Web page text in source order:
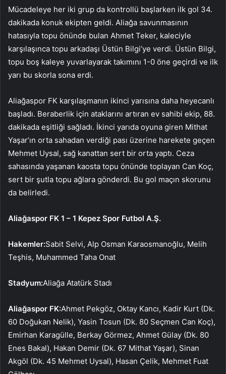
Mücadeleye her iki grup da kontrollü başlarken ilk gol 34.
dakikada konuk ekipten geldi. Aliağa savunmasının
hatasıyla topu önünde bulan Ahmet Teker, kaleciyle
karşılaşınca topu arkadaşı Üstün Bilgi’ye verdi. Üstün Bilgi,
topu boş kaleye yuvarlayarak takımını 1-0 öne geçirdi ve ilk
yarı bu skorla sona erdi.
Aliağaspor FK karşılaşmanın ikinci yarısına daha heyecanlı
başladı. Beraberlik için ataklarını artıran ev sahibi ekip, 88.
dakikada eşitliği sağladı. İkinci yarıda oyuna giren Mithat
Yaşar’ın orta sahadan verdiği pası üzerine harekete geçen
Mehmet Uysal, sağ kanattan sert bir orta yaptı. Ceza
sahasında yaşanan kaosta topu önünde toplayan Can Koç,
sert bir şutla topu ağlara gönderdi. Bu gol maçın skorunu
da belirledi.
Aliağaspor FK 1 – 1 Kepez Spor Futbol A.Ş.
Hakemler:Sabit Selvi, Alp Osman Karaosmanoğlu, Melih
Teşhis, Muhammed Taha Onat
Stadyum:Aliağa Atatürk Stadı
Aliağaspor FK:Ahmet Pekgöz, Oktay Kancı, Kadir Kurt (Dk.
60 Doğukan Nelik), Yasin Tosun (Dk. 80 Seçmen Can Koç),
Emirhan Karagülle, Berkay Görmez, Ahmet Gülay (Dk. 80
Enes Bakal), Hakan Demir (Dk. 67 Mithat Yaşar), Sinan
Akgöl (Dk. 45 Mehmet Uysal), Hasan Çelik, Mehmet Fuat